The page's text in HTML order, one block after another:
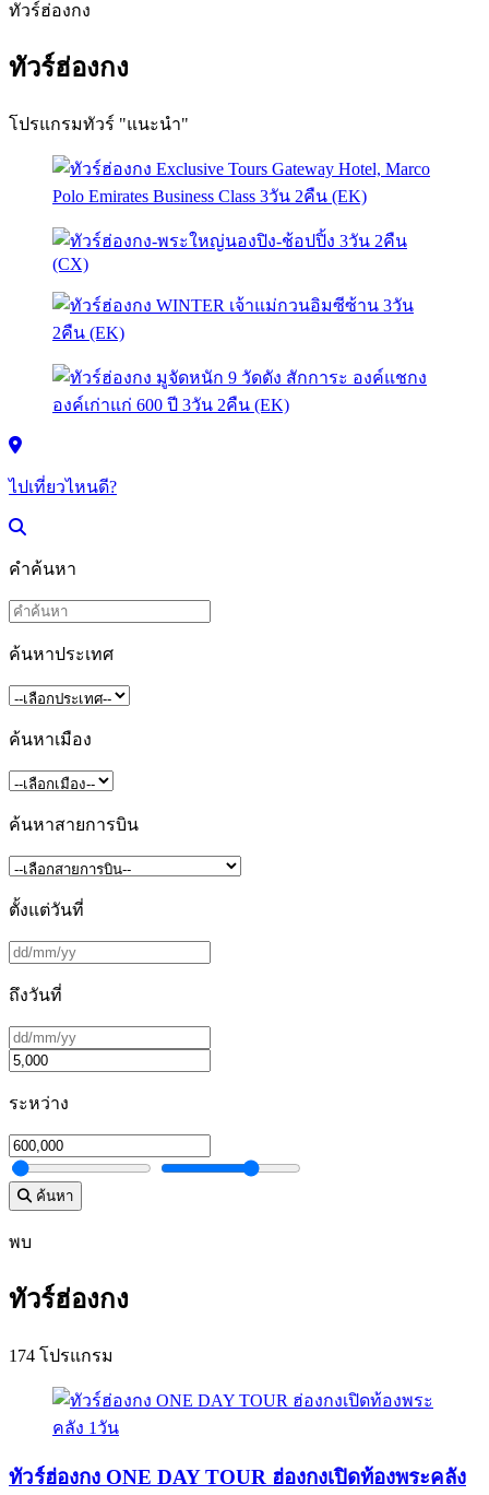
ทัวร์ฮ่องกง
ทัวร์ฮ่องกง
โปรแกรมทัวร์ "แนะนำ"
ไปเที่ยวไหนดี?
คำค้นหา
ค้นหาประเทศ
ค้นหาเมือง
ค้นหาสายการบิน
ตั้งแต่วันที่
ถึงวันที่
ระหว่าง
ค้นหา
พบ
ทัวร์ฮ่องกง
174 โปรแกรม
ทัวร์ฮ่องกง ONE DAY TOUR ฮ่องกงเปิดท้องพระคลัง